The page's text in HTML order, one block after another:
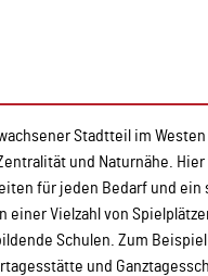
Stadtteil im
und Naturnähe.
für jeden Bedarf und
einer Vielzahl von
Schulen. Zum
und